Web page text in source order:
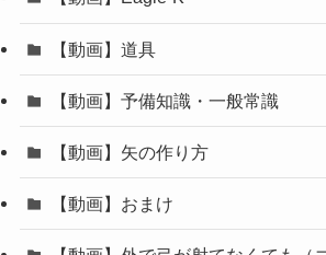
【動画】道具
【動画】予備知識・一般常識
【動画】矢の作り方
【動画】おまけ